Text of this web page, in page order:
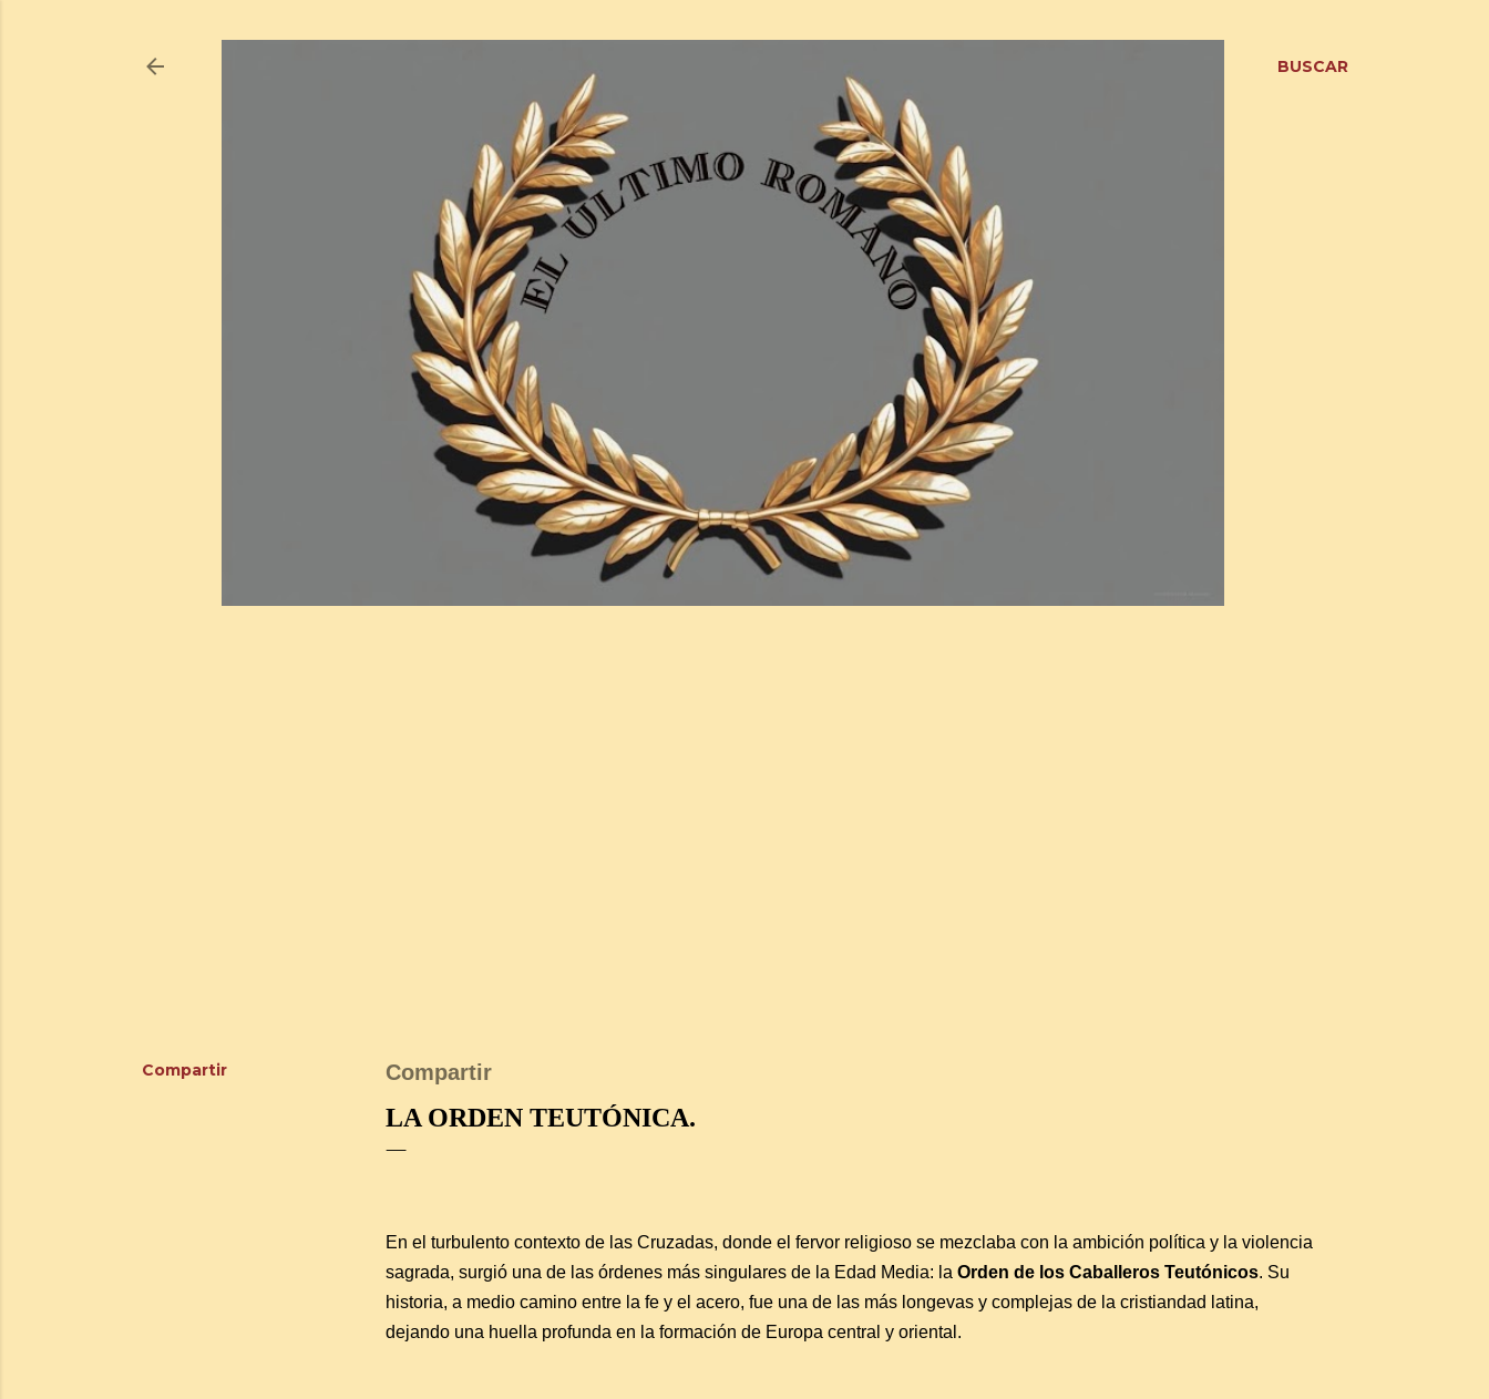
BUSCAR
Compartir Compartir
LA ORDEN TEUTÓNICA.
En el turbulento contexto de las Cruzadas, donde el fervor religioso se mezclaba con la ambición política y la violencia
sagrada, surgió una de las órdenes más singulares de la Edad Media: la Orden de los Caballeros Teutónicos. Su
historia, a medio camino entre la fe y el acero, fue una de las más longevas y complejas de la cristiandad latina,
dejando una huella profunda en la formación de Europa central y oriental.